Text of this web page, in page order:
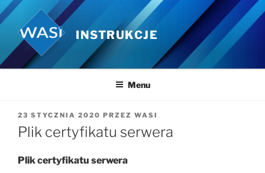
Przejdź
do
treści
INSTRUKCJE
Menu
OPUBLIKOWANE
W
23 STYCZNIA 2020 PRZEZ WASI
Plik certyfikatu serwera
Plik certyfikatu serwera